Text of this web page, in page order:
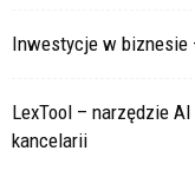
Inwestycje w biznesie
LexTool – narzędzie
kancelarii